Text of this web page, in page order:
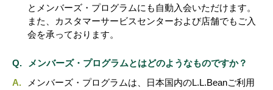
とメンバーズ・プログラムにも自動入会いただけます。
また、カスタマーサービスセンターおよび店舗でもご入
会を承っております。
メンバーズ・プログラムとはどのようなものですか？
メンバーズ・プログラムは、日本国内のL.L.Beanご利用